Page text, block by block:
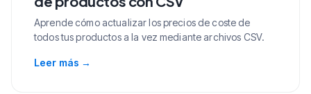
Aprende cómo actualizar los precios de coste de
todos tus productos a la vez mediante archivos CSV.
Leer más →